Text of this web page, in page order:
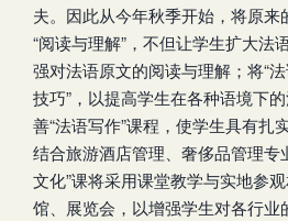
夫。因此从今年秋季开始，将原来
“阅读与理解”，不但让学生扩大法
强对法语原文的阅读与理解；将“
技巧”，以提高学生在各种语境下
善“法语写作”课程，使学生具有扎
结合旅游酒店管理、奢侈品管理专
文化”课将采用课堂教学与实地参
馆、展览会，以增强学生对各行业